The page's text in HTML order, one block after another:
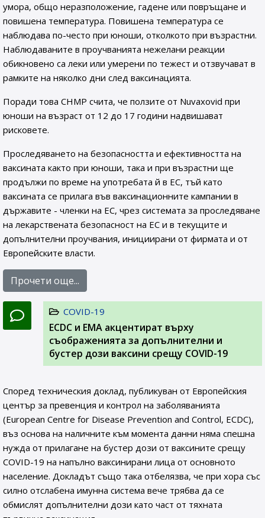
умора, общо неразположение, гадене или повръщане и
повишена температура. Повишена температура се
наблюдава по-често при юноши, отколкото при възрастни.
Наблюдаваните в проучванията нежелани реакции
обикновено са леки или умерени по тежест и отзвучават в
рамките на няколко дни след ваксинацията.
Поради това CHMP счита, че ползите от Nuvaxovid при
юноши на възраст от 12 до 17 години надвишават
рисковете.
Проследяването на безопасността и ефективността на
ваксината както при юноши, така и при възрастни ще
продължи по време на употребата й в ЕС, тъй като
ваксината се прилага във ваксинационните кампании в
държавите - членки на ЕС, чрез системата за проследяване
на лекарствената безопасност на ЕС и в текущите и
допълнителни проучвания, инициирани от фирмата и от
Европейските власти.
Прочети още...
COVID-19
ЕCDC и EMA акцентират върху
съображенията за допълнителни и
бустер дози ваксини срещу COVID-19
Според техническия доклад, публикуван от Европейския
център за превенция и контрол на заболяванията
(European Centre for Disease Prevention and Control, ECDC),
въз основа на наличните към момента данни няма спешна
нужда от прилагане на бустер дози от ваксините срещу
COVID-19 на напълно ваксинирани лица от основното
население. Докладът също така отбелязва, че при хора със
силно отслабена имунна система вече трябва да се
обмислят допълнителни дози като част от тяхната